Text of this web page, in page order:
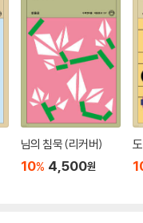
님의 침묵 (리커버)
10% 4,500원